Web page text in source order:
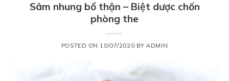
Sâm nhung bổ thận – Biệt dược chốn
phòng the
POSTED ON 10/07/2020 BYADMIN